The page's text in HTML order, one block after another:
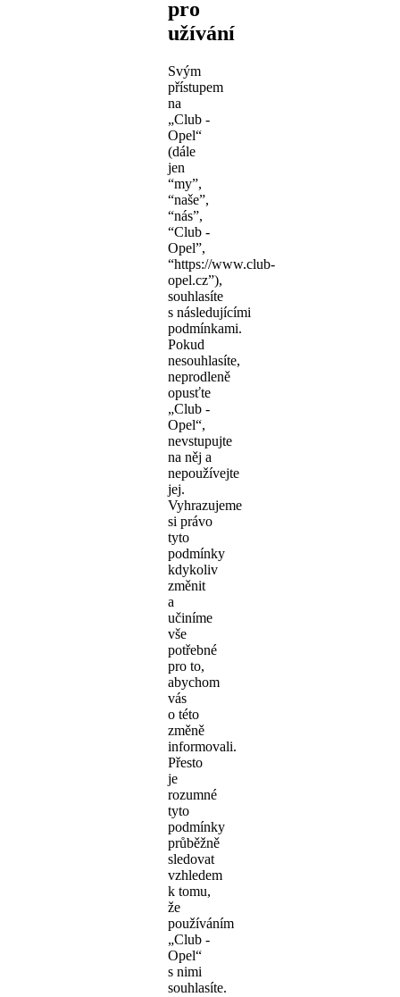
pro
užívání
Svým
přístupem
na
„Club -
Opel“
(dále
jen
“my”,
“naše”,
“nás”,
“Club -
Opel”,
“https://www.club-
opel.cz”),
souhlasíte
s následujícími
podmínkami.
Pokud
nesouhlasíte,
neprodleně
opusťte
„Club -
Opel“,
nevstupujte
na něj a
nepoužívejte
jej.
Vyhrazujeme
si právo
tyto
podmínky
kdykoliv
změnit
a
učiníme
vše
potřebné
pro to,
abychom
vás
o této
změně
informovali.
Přesto
je
rozumné
tyto
podmínky
průběžně
sledovat
vzhledem
k tomu,
že
používáním
„Club -
Opel“
s nimi
souhlasíte.